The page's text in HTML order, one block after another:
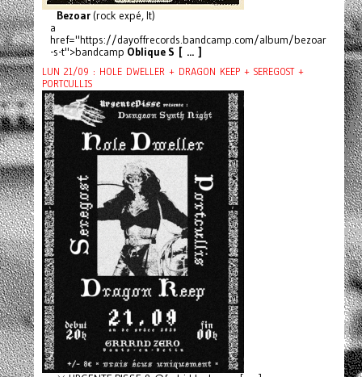
Bezoar(rock expé, It)
a
href="https://dayoffrecords.bandcamp.com/album/bezoar
-s-t">bandcamp Oblique S [ ... ]
LUN 21/09 : HOLE DWELLER + DRAGON KEEP + SEREGOST +
PORTCULLIS